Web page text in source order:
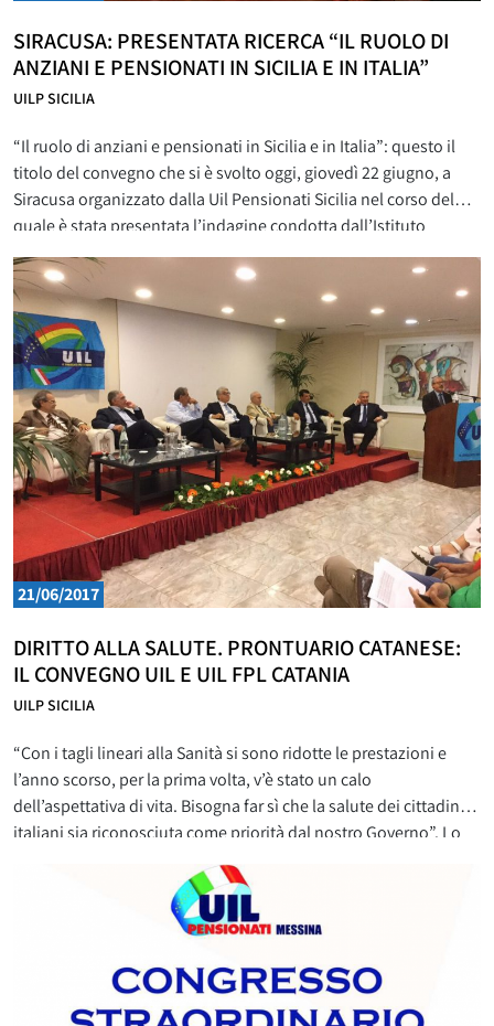
SIRACUSA: PRESENTATA RICERCA “IL RUOLO DI
ANZIANI E PENSIONATI IN SICILIA E IN ITALIA”
UILP SICILIA
“Il ruolo di anziani e pensionati in Sicilia e in Italia”: questo il
titolo del convegno che si è svolto oggi, giovedì 22 giugno, a
Siracusa organizzato dalla Uil Pensionati Sicilia nel corso del
quale è stata presentata l’indagine condotta dall’Istituto
Eumetra Monterosa e promossa dalla Uilp Sicilia sul ruolo
sociale ed economico della terza
21/06/2017
DIRITTO ALLA SALUTE. PRONTUARIO CATANESE:
IL CONVEGNO UIL E UIL FPL CATANIA
UILP SICILIA
“Con i tagli lineari alla Sanità si sono ridotte le prestazioni e
l’anno scorso, per la prima volta, v’è stato un calo
dell’aspettativa di vita. Bisogna far sì che la salute dei cittadini
italiani sia riconosciuta come priorità dal nostro Governo”. Lo
ha detto il segretario generale della Uil, Carmelo Barbagallo,